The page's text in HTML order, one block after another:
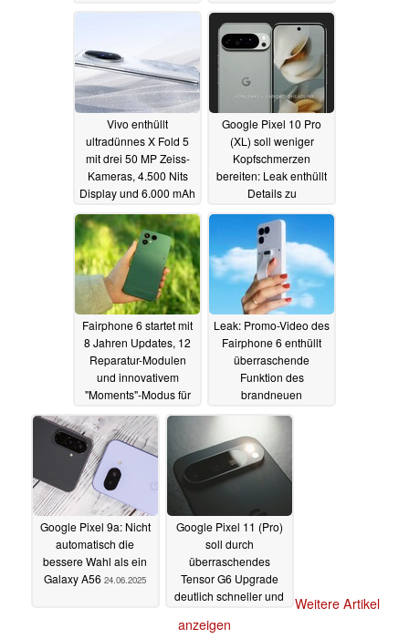
25.06.2025
Vivo enthüllt
ultradünnes X Fold 5
mit drei 50 MP Zeiss-
Kameras, 4.500 Nits
Display und 6.000 mAh
25.06.2025
Google Pixel 10 Pro
(XL) soll weniger
Kopfschmerzen
bereiten: Leak enthüllt
Details zu
Display-Upgrade
25.06.2025
Fairphone 6 startet mit
8 Jahren Updates, 12
Reparatur-Modulen
und innovativem
"Moments"-Modus für
25.06.2025
Leak: Promo-Video des
Fairphone 6 enthüllt
überraschende
Funktion des
brandneuen
Google Pixel 9a: Nicht
automatisch die
bessere Wahl als ein
Galaxy A56 24.06.2025
Google Pixel 11 (Pro)
soll durch
überraschendes
Tensor G6 Upgrade
deutlich schneller und
24.06.2025
Weitere Artikel
anzeigen